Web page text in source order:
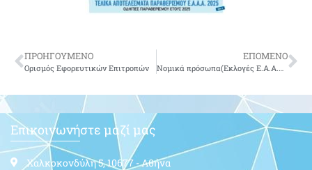
ΠΡΟΗΓΟΥΜΕΝΟ
Ορισμός Εφορευτικών Επιτροπών
ΕΠΟΜΕΝΟ
Νομικά πρόσωπα(Εκλογές Ε.Α.Α.Α.)
Επικοινωνήστε μαζί μας
Χαλκοκονδύλη 5, 10677 - Αθήνα